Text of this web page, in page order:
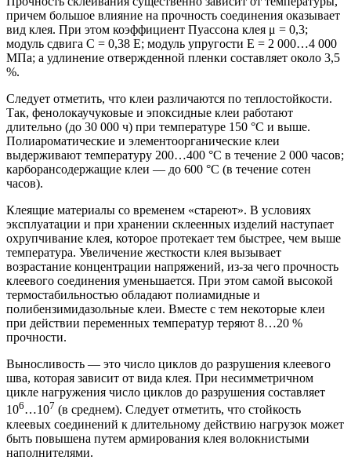
причем большое влияние на прочность соединения оказывает
вид клея. При этом коэффициент Пуассона клея μ = 0,3;
модуль сдвига С = 0,38 Е; модуль упругости Е = 2 000…4 000
МПа; а удлинение отвержденной пленки составляет около 3,5
%.
Следует отметить, что клеи различаются по теплостойкости.
Так, фенолокаучуковые и эпоксидные клеи работают
длительно (до 30 000 ч) при температуре 150 °С и выше.
Полиароматические и элементоорганические клеи
выдерживают температуру 200…400 °С в течение 2 000 часов;
карборансодержащие клеи — до 600 °С (в течение сотен
часов).
Клеящие материалы со временем «стареют». В условиях
эксплуатации и при хранении склеенных изделий наступает
охрупчивание клея, которое протекает тем быстрее, чем выше
температура. Увеличение жесткости клея вызывает
возрастание концентрации напряжений, из-за чего прочность
клеевого соединения уменьшается. При этом самой высокой
термостабильностью обладают полиамидные и
полибензимидазольные клеи. Вместе с тем некоторые клеи
при действии переменных температур теряют 8…20 %
прочности.
Выносливость — это число циклов до разрушения клеевого
шва, которая зависит от вида клея. При несимметричном
цикле нагружения число циклов до разрушения составляет
106…107 (в среднем). Следует отметить, что стойкость
клеевых соединений к длительному действию нагрузок может
быть повышена путем армирования клея волокнистыми
наполнителями.